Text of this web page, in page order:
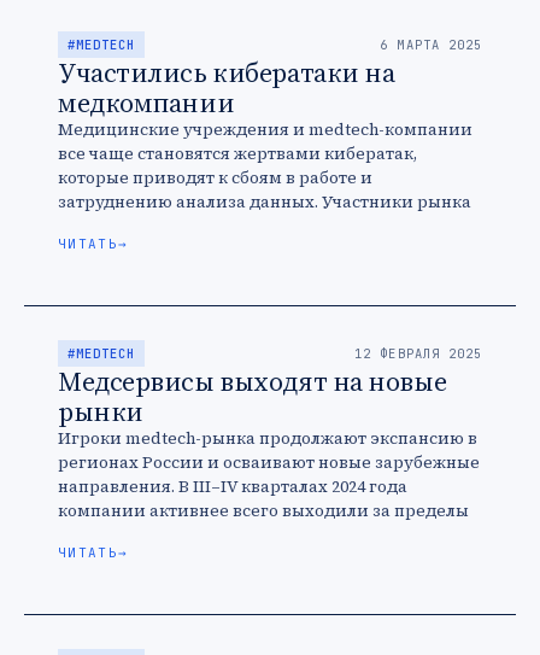
#MEDTECH 6 МАРТА 2025
Участились кибератаки на
медкомпании
Медицинские учреждения и medtech-компании
все чаще становятся жертвами кибератак,
которые приводят к сбоям в работе и
затруднению анализа данных. Участники рынка
кибербезопасность и усиление защиты.
ЧИТАТЬ→
#MEDTECH 12 ФЕВРАЛЯ 2025
Медсервисы выходят на новые
рынки
Игроки medtech-рынка продолжают экспансию в
регионах России и осваивают новые зарубежные
направления. В III–IV кварталах 2024 года
компании активнее всего выходили за пределы
ЧИТАТЬ→